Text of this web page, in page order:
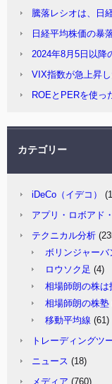
騰落レシオは、日
日経平均株価の暴
2024年8月5日以降
VIX指数が急上昇
ROEとPERを使っ
カテゴリー
iDeCo（イデコ）
アプリ・ロボアド
テクニカル分析
ボリンジャーバ
ロウソク足 (4)
相場師朗の株は
相場師朗の株塾
移動平均線 (61)
トレーディングツ
ニュース (18)
メディア (760)